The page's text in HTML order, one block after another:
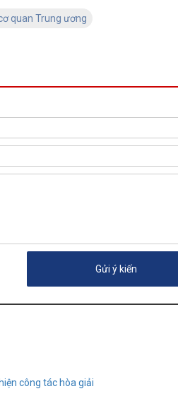
quan Trung ương
công tác hòa giải